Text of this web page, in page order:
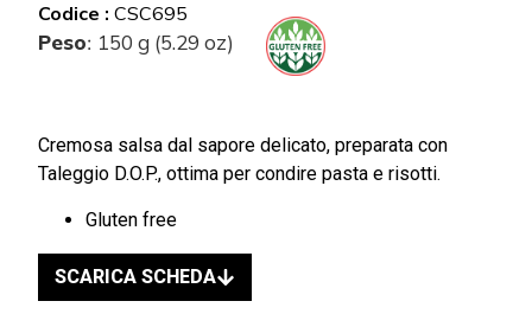
Codice : CSC695
Peso: 150 g (5.29 oz)
Cremosa salsa dal sapore delicato, preparata con
Taleggio D.O.P., ottima per condire pasta e risotti.
Gluten free
SCARICA SCHEDA